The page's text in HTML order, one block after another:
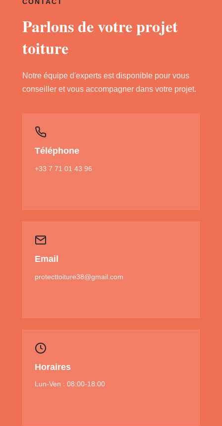
CONTACT
Parlons de votre projet
toiture
Notre équipe d'experts est disponible pour vous
conseiller et vous accompagner dans votre projet.
Téléphone
+33 7 71 01 43 96
Email
protecttoiture38@gmail.com
Horaires
Lun-Ven : 08:00-18:00